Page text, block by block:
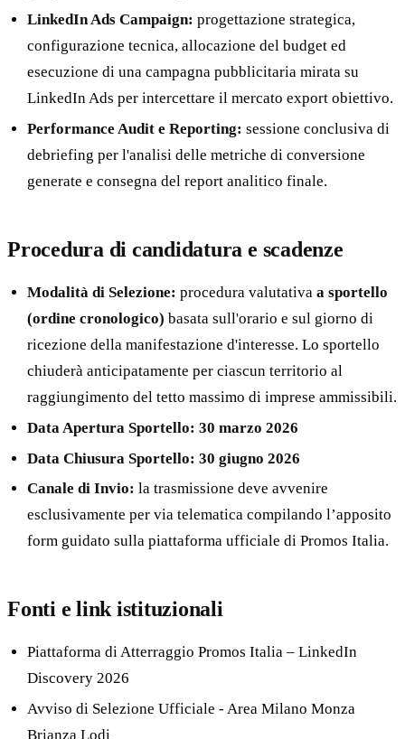
LinkedIn Ads Campaign: progettazione strategica,
configurazione tecnica, allocazione del budget ed
esecuzione di una campagna pubblicitaria mirata su
LinkedIn Ads per intercettare il mercato export obiettivo.
Performance Audit e Reporting: sessione conclusiva di
debriefing per l'analisi delle metriche di conversione
generate e consegna del report analitico finale.
Procedura di candidatura e scadenze
Modalità di Selezione: procedura valutativaa sportello
(ordine cronologico) basata sull'orario e sul giorno di
ricezione della manifestazione d'interesse. Lo sportello
chiuderà anticipatamente per ciascun territorio al
raggiungimento del tetto massimo di imprese ammissibili.
Data Apertura Sportello: 30 marzo 2026
Data Chiusura Sportello: 30 giugno 2026
Canale di Invio: la trasmissione deve avvenire
esclusivamente per via telematica compilando l’apposito
form guidato sulla piattaforma ufficiale di Promos Italia.
Fonti e link istituzionali
Piattaforma di Atterraggio Promos Italia – LinkedIn
Discovery 2026
Avviso di Selezione Ufficiale - Area Milano Monza
Brianza Lodi